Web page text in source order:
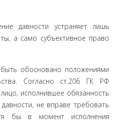
давности устраняет лишь
а само субъективное право
обосновано положе­ниями
Согласно ст.206 ГК РФ
исполнившее обязан­ность
не вправе тре­бовать
бы в момент исполнения